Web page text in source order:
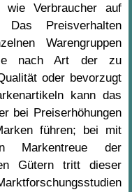
Verbraucher auf
Das Preisverhalten
Warengruppen
je nach Art der zu
oder bevorzugt
kann das
bei Preiserhöhungen
führen; bei mit
Markentreue der
Gütern tritt dieser